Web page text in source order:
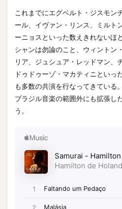
これまでにエグベルト・ジスモン
ール、イヴァン・リンス、ミルト
ーニョスといった数えきれないほ
シャンは勿論のこと、ウィントン
リア、ジュシュア・レッドマン、
ドゥドゥーゾ・マカティニといっ
も多数の共演を行なってきている
ブラジル音楽の範囲外にも拡張し
う。